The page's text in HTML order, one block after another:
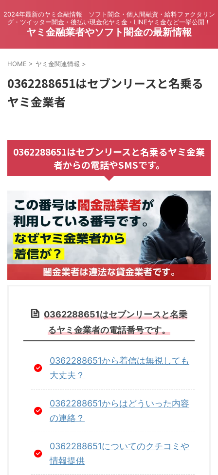
2024年最新のヤミ金融情報 ソフト闇金・個人間融資・給料ファクタリン
グ・ツイッター闇金・後払い現金化ヤミ金・LINEヤミ金など一挙公開！
ヤミ金融業者やソフト闇金の最新情報
HOME > ヤミ金関連情報 >
0362288651はセブンリースと名乗る
ヤミ金業者
0362288651はセブンリースと名乗るヤミ金業
者からの電話やSMSです。
0362288651はセブンリースと名乗
るヤミ金業者の電話番号です。
0362288651から着信は無視しても
大丈夫？
0362288651からはどういった内容
の連絡？
0362288651についてのクチコミや
情報提供